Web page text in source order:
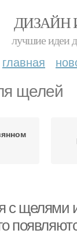
ДИЗАЙН
лучшие идеи
главная
щелей
с